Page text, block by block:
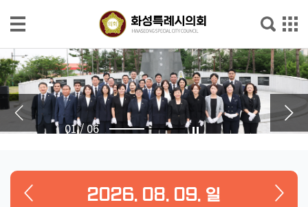
본문으로 바로가기
메인메뉴 바로가기
의
회
소
개
소
식
01/ 06
2026. 08. 09. 일